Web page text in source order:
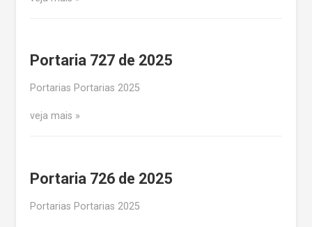
Portaria 727 de 2025
Portarias Portarias 2025
veja mais
Portaria 726 de 2025
Portarias Portarias 2025